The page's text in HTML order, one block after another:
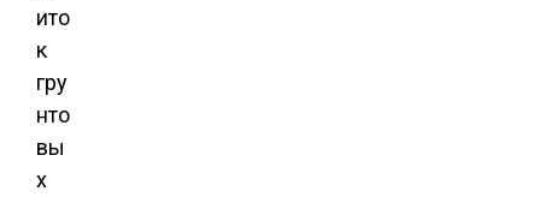
ито
к
гру
нто
вы
х